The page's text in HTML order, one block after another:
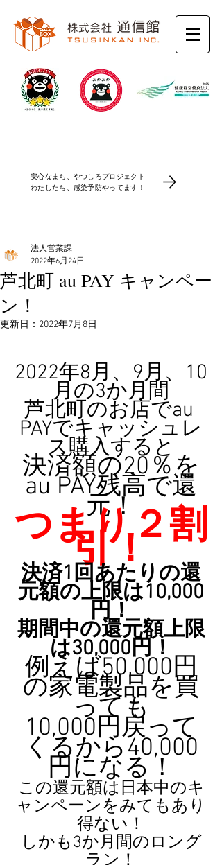
安心なまち、やつしろプロジェクト
​わたしたち、感染予防やってます！
芦北町 au PAY キャンペー
ン！
法人営業課
2022年6月24日
更新日： 2022年7月8日
2022年8月、9月、10
月の3か月間
芦北町のお店でau
PAYでキャッシュレ
ス購入すると
決済額の20％を
au PAY残高で還
元！
つまり２割
引！
決済1回あたりの還
元額の上限は10,000
円！
期間中の還元額上限
は30,000円！
例えば50,000円
の家電製品を買
っても
10,000円戻って
くるから40,000
円になる！
この還元額は日本中のキ
ャンペーンをみてもあり
得ない！
しかも3か月間のロング
ラン！